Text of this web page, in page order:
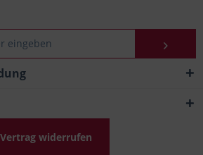
Vertrag widerrufen